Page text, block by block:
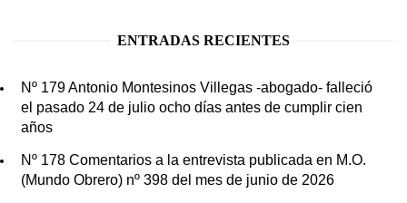
ENTRADAS RECIENTES
Nº 179 Antonio Montesinos Villegas -abogado- falleció
el pasado 24 de julio ocho días antes de cumplir cien
años
Nº 178 Comentarios a la entrevista publicada en M.O.
(Mundo Obrero) nº 398 del mes de junio de 2026